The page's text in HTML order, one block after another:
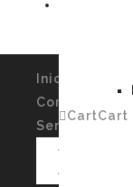
CartCart
Inicio
Conócenos
Servicios